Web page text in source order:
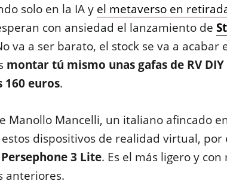
solo en la IA y el metaverso en
con ansiedad el lanzamiento de
va a ser barato, el stock se va a acabar
montar tú mismo unas gafas de RV DIY
160 euros.
Manollo Mancelli, un italiano afincado
dispositivos de realidad virtual, por
Persephone 3 Lite. Es el más ligero y
anteriores.